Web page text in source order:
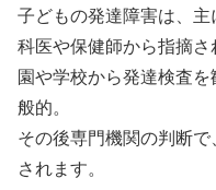
子どもの発達障害は、
科医や保健師から指摘
園や学校から発達検査
般的。
その後専門機関の判断
されます。